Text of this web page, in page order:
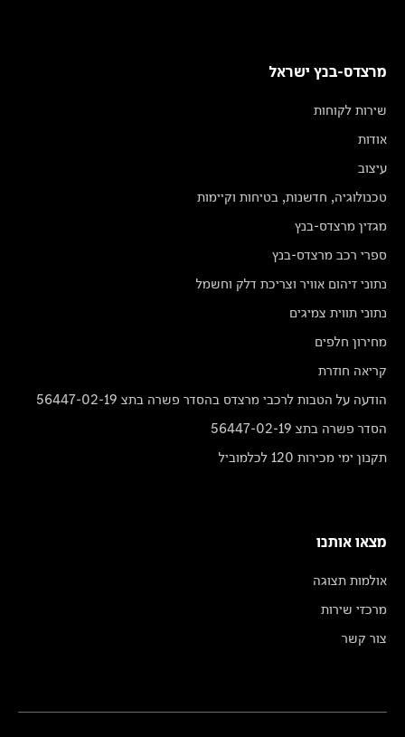
מרצדס-בנץ ישראל
שירות לקוחות
אודות
עיצוב
טכנולוגיה, חדשנות, בטיחות וקיימות
מגזין מרצדס-בנץ
ספרי רכב מרצדס-בנץ
נתוני זיהום אוויר וצריכת דלק וחשמל
נתוני תווית צמיגים
מחירון חלפים
קריאה חוזרת
הודעה על הטבות לרכבי מרצדס בהסדר פשרה בתצ 56447-02-19
הסדר פשרה בתצ 56447-02-19
תקנון ימי מכירות 120 לכלמוביל
מצאו אותנו
אולמות תצוגה
מרכזי שירות
צור קשר